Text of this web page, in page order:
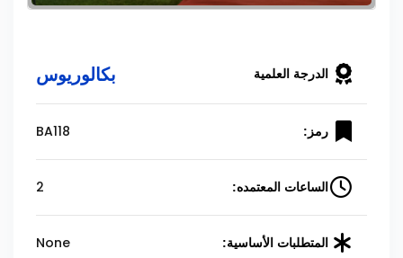
الدرجة العلمية بكالوريوس
رمز: BA118
الساعات المعتمده: 2
المتطلبات الأساسية: None